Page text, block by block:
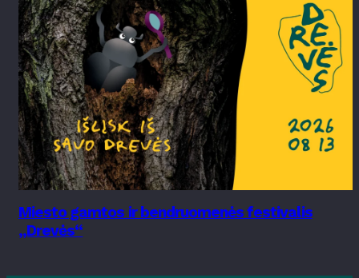
Miesto gamtos ir bendruomenės festivalis
„Drevės“